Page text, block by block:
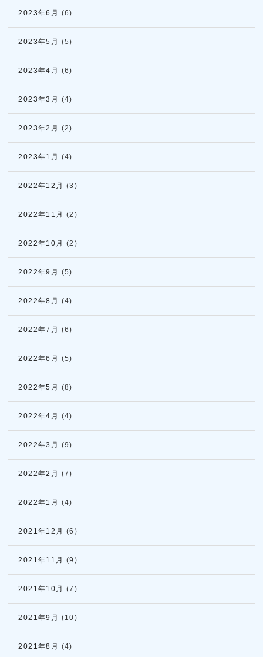
2023年6月 (6)
2023年5月 (5)
2023年4月 (6)
2023年3月 (4)
2023年2月 (2)
2023年1月 (4)
2022年12月 (3)
2022年11月 (2)
2022年10月 (2)
2022年9月 (5)
2022年8月 (4)
2022年7月 (6)
2022年6月 (5)
2022年5月 (8)
2022年4月 (4)
2022年3月 (9)
2022年2月 (7)
2022年1月 (4)
2021年12月 (6)
2021年11月 (9)
2021年10月 (7)
2021年9月 (10)
2021年8月 (4)